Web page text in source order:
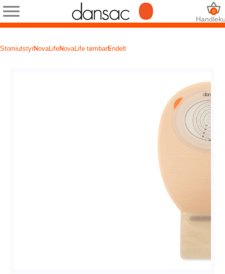
0
StomiutstyrNovaLifeNovaLife tømbarEndelt